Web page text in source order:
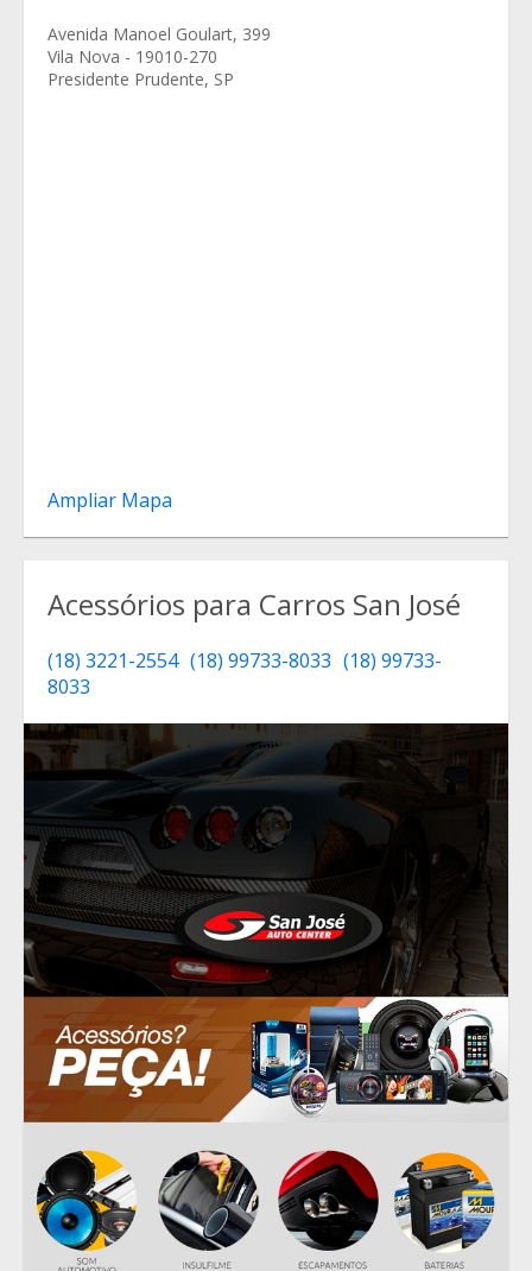
Avenida Manoel Goulart, 399
Vila Nova - 19010-270
Presidente Prudente, SP
Ampliar Mapa
Acessórios para Carros San José
(18) 3221-2554 (18) 99733-8033 (18) 99733-
8033